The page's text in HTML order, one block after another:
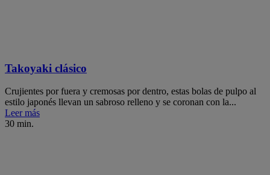
Takoyaki clásico
Crujientes por fuera y cremosas por dentro, estas bolas de pulpo al
estilo japonés llevan un sabroso relleno y se coronan con la...
Leer más
30 min.